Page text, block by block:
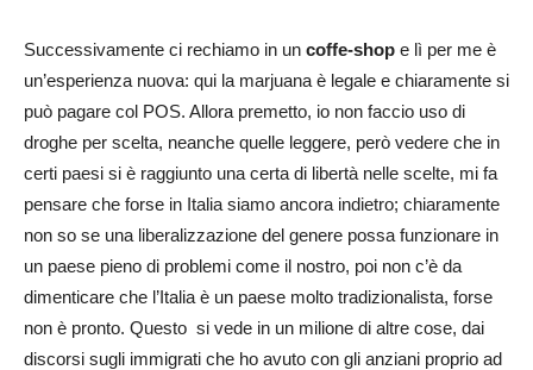
Successivamente ci rechiamo in un coffe-shop e lì per me è
un’esperienza nuova: qui la marjuana è legale e chiaramente si
può pagare col POS. Allora premetto, io non faccio uso di
droghe per scelta, neanche quelle leggere, però vedere che in
certi paesi si è raggiunto una certa di libertà nelle scelte, mi fa
pensare che forse in Italia siamo ancora indietro; chiaramente
non so se una liberalizzazione del genere possa funzionare in
un paese pieno di problemi come il nostro, poi non c’è da
dimenticare che l’Italia è un paese molto tradizionalista, forse
non è pronto. Questo si vede in un milione di altre cose, dai
discorsi sugli immigrati che ho avuto con gli anziani proprio ad